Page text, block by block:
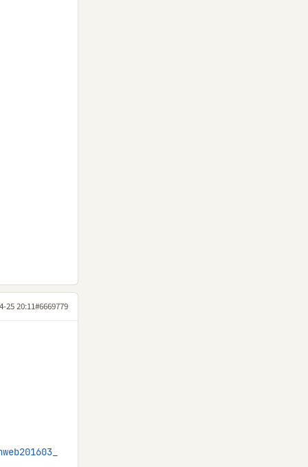
25 20:11#6669779